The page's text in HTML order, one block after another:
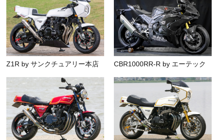
Z1R by サンクチュアリー本店 CBR1000RR-R by エーテック